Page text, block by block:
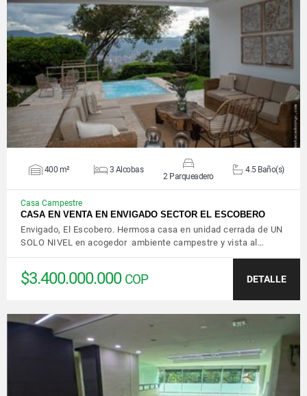
VER DETALLES
400 m² 3 Alcobas
2 Parqueadero
4.5 Baño(s)
Casa Campestre
CASA EN VENTA EN ENVIGADO SECTOR EL ESCOBERO
Envigado, El Escobero. Hermosa casa en unidad cerrada de UN
SOLO NIVEL en acogedor ambiente campestre y vista al…
$3.400.000.000 COP DETALLE